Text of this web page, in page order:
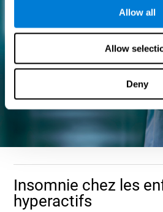
Allow all
Allow
Deny
Insomnie chez les
hyperactifs